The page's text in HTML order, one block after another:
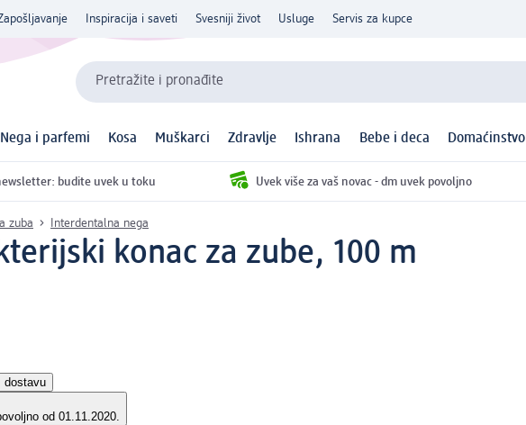
Inspiracija i saveti Svesniji život Usluge Servis za kupce
Pretražite i pronađite
Nega i parfemi Kosa Muškarci Zdravlje Ishrana Bebe i deca Domaćinstvo
budite uvek u toku Uvek više za vaš novac - dm uvek povoljno
zuba Interdentalna nega
konac za zube, 100 m
dostavu
od 01.11.2020.